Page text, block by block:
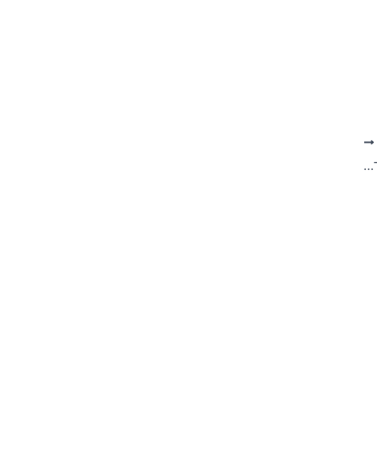
למה הפרח שכולם אוהבים מושך נחשים בצורה מסוכנת